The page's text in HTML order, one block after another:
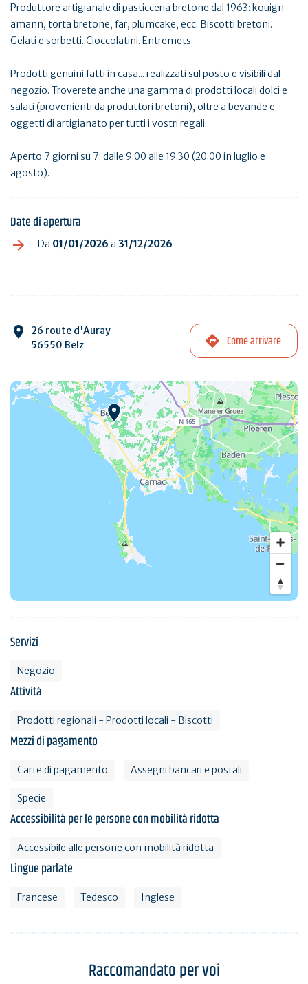
Produttore artigianale di pasticceria bretone dal 1963: kouign
amann, torta bretone, far, plumcake, ecc. Biscotti bretoni.
Gelati e sorbetti. Cioccolatini. Entremets.
Prodotti genuini fatti in casa... realizzati sul posto e visibili dal
negozio. Troverete anche una gamma di prodotti locali dolci e
salati (provenienti da produttori bretoni), oltre a bevande e
oggetti di artigianato per tutti i vostri regali.
Aperto 7 giorni su 7: dalle 9.00 alle 19.30 (20.00 in luglio e
agosto).
Date di apertura
Da 01/01/2026 a 31/12/2026
26 route d'Auray
56550 Belz
Come arrivare
Servizi
Negozio
Attività
Prodotti regionali - Prodotti locali - Biscotti
Mezzi di pagamento
Carte di pagamento Assegni bancari e postali
Specie
Accessibilità per le persone con mobilità ridotta
Accessibile alle persone con mobilità ridotta
Lingue parlate
Francese Tedesco Inglese
Raccomandato per voi